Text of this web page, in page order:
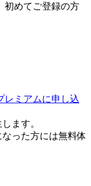
初めてご登録の方
レミアムに申し込
ます。
った方には無料体